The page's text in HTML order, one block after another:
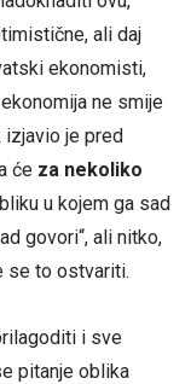
ali daj
ekonomisti,
ne smije
izjavio je pred
će za nekoliko
u kojem ga sad
govori“, ali nitko,
se to ostvariti.
i sve
pitanje oblika